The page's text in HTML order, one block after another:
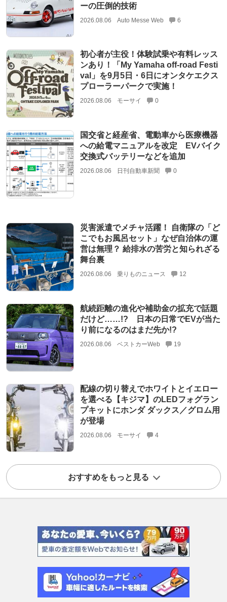
ーの圧倒的技術
2026.08.06 Auto Messe Web 6
初心者が主役！体験試乗や有料レッス
ンあり！「My Yamaha off-road Festi
val」を9月5日・6日にオンタケエクス
プローラーパークで実施！
2026.08.06 モーサイ 0
国交省と経産省、電動車から医療機器
への給電マニュアルを改定 EVバイク
交換式バッテリーなどを追加
2026.08.06 日刊自動車新聞 0
災害派遣でメチャ活躍！ 自衛隊の「ど
こでもお風呂セット」なぜ自治体の運
営は無理？ 給排水の苦労と知られざる
舞台裏
2026.08.06 乗りものニュース 12
航続距離の進化や補助金の拡充で話題
だけど……!? 日本の日常でEVが当た
り前になるのはまだ先か!?
2026.08.06 ベストカーWeb 19
配線の切り替えでホワイトとイエロー
を選べる【キジマ】のLEDフォグラン
プキットにホンダ ダックス／グロム用
が登場
2026.08.06 モーサイ 4
おすすめをもっと見る